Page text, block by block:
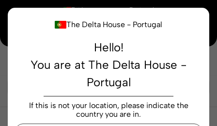
The Delta House - Portugal
Hello!
You are at The Delta House -
Portugal
If this is not your location, please indicate the
country you are in.
× Está a comprar em Portugal
⚡ -15% em TODA a Loja
Vinhos